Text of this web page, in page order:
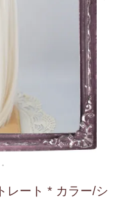
レート * カラー/シ